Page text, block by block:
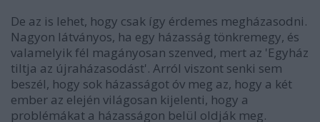
De az is lehet, hogy csak így érdemes megházasodni.
Nagyon látványos, ha egy házasság tönkremegy, és
valamelyik fél magányosan szenved, mert az 'Egyház
tiltja az újraházasodást'. Arról viszont senki sem
beszél, hogy sok házasságot óv meg az, hogy a két
ember az elején világosan kijelenti, hogy a
problémákat a házasságon belül oldják meg.